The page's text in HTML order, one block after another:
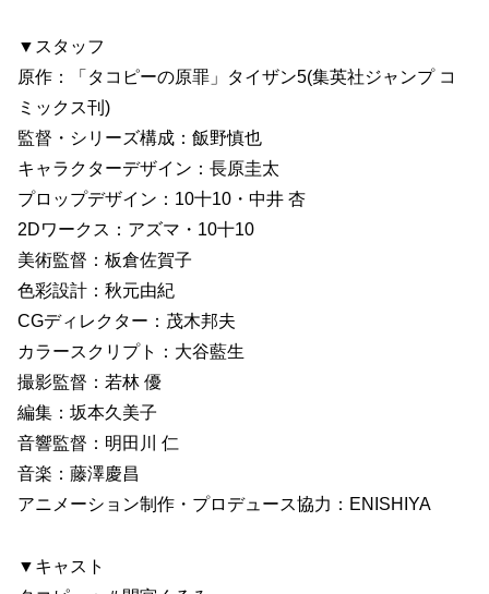
▼スタッフ
原作：「タコピーの原罪」タイザン5(集英社ジャンプ コ
ミックス刊)
監督・シリーズ構成：飯野慎也
キャラクターデザイン：長原圭太
プロップデザイン：10十10・中井 杏
2Dワークス：アズマ・10十10
美術監督：板倉佐賀子
色彩設計：秋元由紀
CGディレクター：茂木邦夫
カラースクリプト：大谷藍生
撮影監督：若林 優
編集：坂本久美子
音響監督：明田川 仁
音楽：藤澤慶昌
アニメーション制作・プロデュース協力：ENISHIYA
▼キャスト